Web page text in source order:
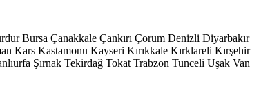
Bursa Çanakkale Çankırı Çorum Denizli Diyarbakır
Kars Kastamonu Kayseri Kırıkkale Kırklareli Kırşehir
Şırnak Tekirdağ Tokat Trabzon Tunceli Uşak Van